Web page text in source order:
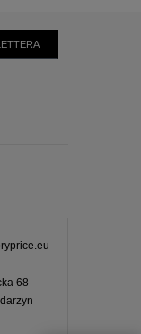
68